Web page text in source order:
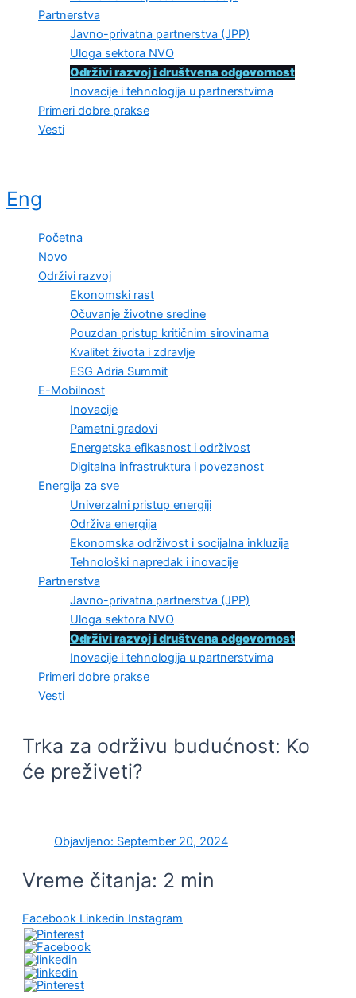
Partnerstva
Javno-privatna partnerstva (JPP)
Uloga sektora NVO
Održivi razvoj i društvena odgovornost
Inovacije i tehnologija u partnerstvima
Primeri dobre prakse
Vesti
Eng
Početna
Novo
Održivi razvoj
Ekonomski rast
Očuvanje životne sredine
Pouzdan pristup kritičnim sirovinama
Kvalitet života i zdravlje
ESG Adria Summit
E-Mobilnost
Inovacije
Pametni gradovi
Energetska efikasnost i održivost
Digitalna infrastruktura i povezanost
Energija za sve
Univerzalni pristup energiji
Održiva energija
Ekonomska održivost i socijalna inkluzija
Tehnološki napredak i inovacije
Partnerstva
Javno-privatna partnerstva (JPP)
Uloga sektora NVO
Održivi razvoj i društvena odgovornost
Inovacije i tehnologija u partnerstvima
Primeri dobre prakse
Vesti
Trka za održivu budućnost: Ko
će preživeti?
Objavljeno: September 20, 2024
Vreme čitanja: 2 min
Facebook Linkedin Instagram